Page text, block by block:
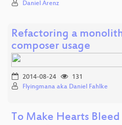
Daniel Arenz
Refactoring a
composer usage
2014-08-24
131
Flyingmana aka Daniel Fahlke
To Make Hearts Bleed